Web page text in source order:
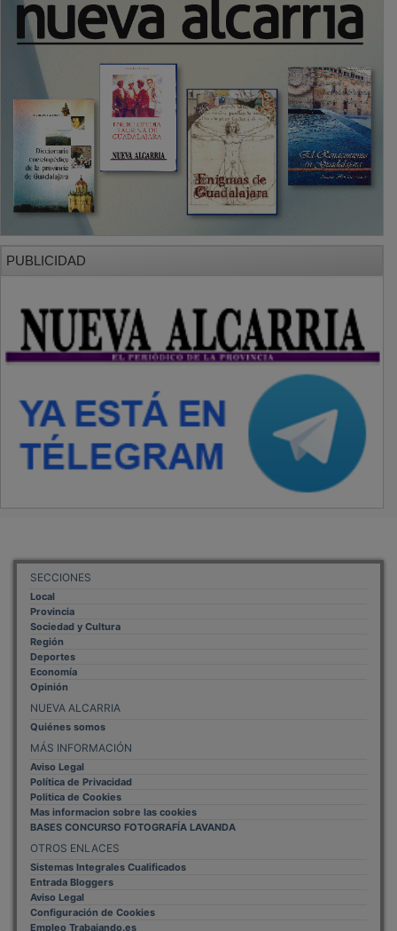
SECCIONES
Local
Provincia
Sociedad y Cultura
Región
Deportes
Economía
Opinión
NUEVA ALCARRIA
Quiénes somos
MÁS INFORMACIÓN
Aviso Legal
Política de Privacidad
Politica de Cookies
Mas informacion sobre las cookies
BASES CONCURSO FOTOGRAFÍA LAVANDA
OTROS ENLACES
Sistemas Integrales Cualificados
Entrada Bloggers
Aviso Legal
Configuración de Cookies
Empleo Trabajando.es